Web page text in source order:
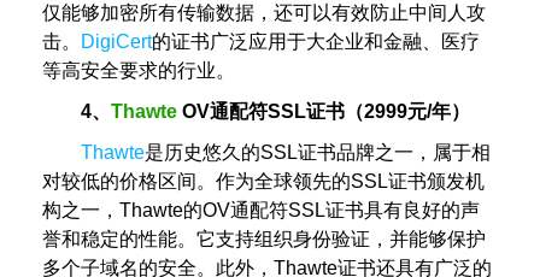
仅能够加密所有传输数据，还可以有效防止中间人攻
击。
DigiCert的证书广泛应用于大企业和金融、医疗
等高安全要求的行业。
4、 Thawte OV通配符SSL证书（2999元/年）
Thawte是历史悠久的SSL证书品牌之一，属于相
对较低的价格区间。作为全球领先的SSL证书颁发机
构之一，Thawte的OV通配符SSL证书具有良好的声
誉和稳定的性能。它支持组织身份验证，并能够保护
多个子域名的安全。此外，Thawte证书还具有广泛的